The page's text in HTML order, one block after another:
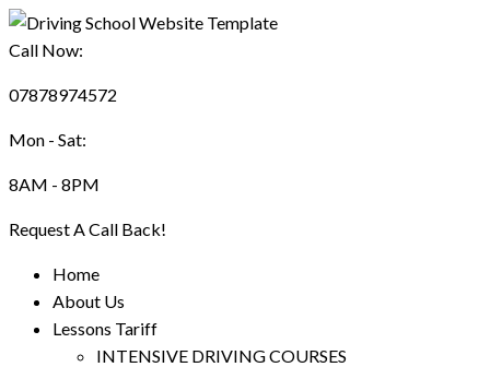
Call Now:
07878974572
Mon - Sat:
8AM - 8PM
Request A Call Back!
Home
About Us
Lessons Tariff
INTENSIVE DRIVING COURSES